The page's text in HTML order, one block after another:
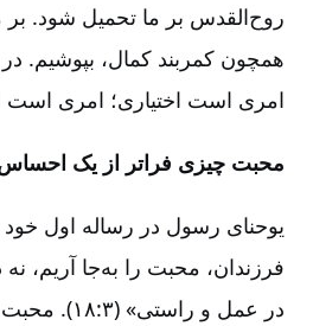
روح‌القدس بر ما تحمیل شود.
همچون کمربند کمال‌، بپوشیم‌.
امری است اختیاری‌؛ امری است
محبت چیزی فراتر از یک
یوحنای رسول در رساله اول
فرزندان‌، محبت را به‌جا آریم‌، نه
در عمل و